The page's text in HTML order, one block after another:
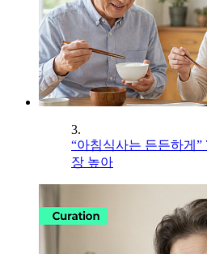
3.
“아침식사는 든든하게
장 높아